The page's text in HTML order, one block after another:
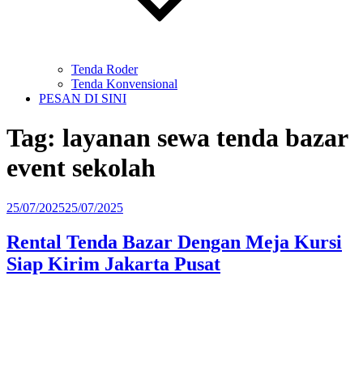
Tenda Roder
Tenda Konvensional
PESAN DI SINI
Tag: layanan sewa tenda bazar
event sekolah
Diposkan
25/07/202525/07/2025
Rental Tenda Bazar Dengan Meja Kursi
Siap Kirim Jakarta Pusat